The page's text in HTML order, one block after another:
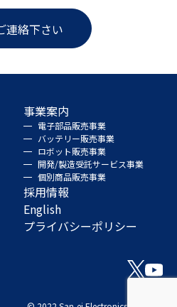
連絡下さい
事業案内
電子部品販売事業
バッテリー販売事業
ロボット販売事業
開発/製造受託サービス事業
個別商品販売事業
採用情報
English
プライバシーポリシー